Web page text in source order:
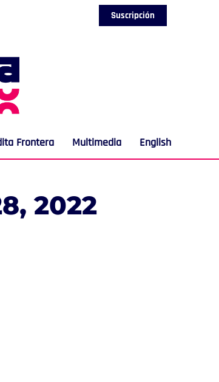
Suscripción
Frontera Multimedia English
2022